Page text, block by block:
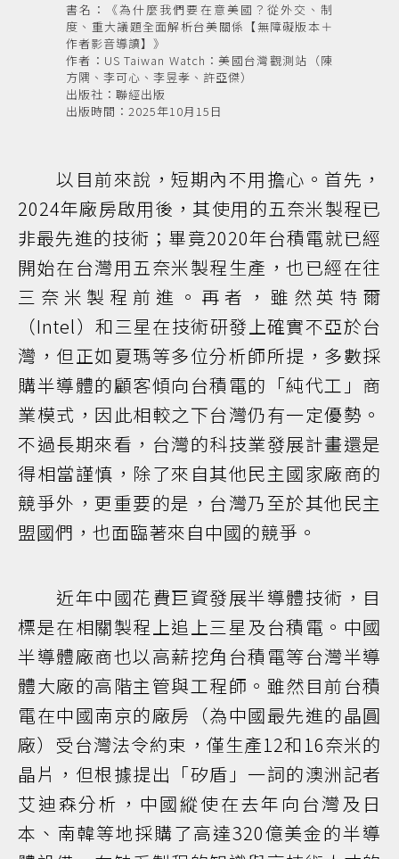
書名：《為什麼我們要在意美國？從外交、制
度、重大議題全面解析台美關係【無障礙版本＋
作者影音導讀】》
作者：US Taiwan Watch：美國台灣觀測站（陳
方隅、李可心、李昱孝、許亞傑）
出版社：聯經出版
出版時間：2025年10月15日
以目前來說，短期內不用擔心。首先，
2024年廠房啟用後，其使用的五奈米製程已
非最先進的技術；畢竟2020年台積電就已經
開始在台灣用五奈米製程生產，也已經在往
三奈米製程前進。再者，雖然英特爾
（Intel）和三星在技術研發上確實不亞於台
灣，但正如夏瑪等多位分析師所提，多數採
購半導體的顧客傾向台積電的「純代工」商
業模式，因此相較之下台灣仍有一定優勢。
不過長期來看，台灣的科技業發展計畫還是
得相當謹慎，除了來自其他民主國家廠商的
競爭外，更重要的是，台灣乃至於其他民主
盟國們，也面臨著來自中國的競爭。
近年中國花費巨資發展半導體技術，目
標是在相關製程上追上三星及台積電。中國
半導體廠商也以高薪挖角台積電等台灣半導
體大廠的高階主管與工程師。雖然目前台積
電在中國南京的廠房（為中國最先進的晶圓
廠）受台灣法令約束，僅生產12和16奈米的
晶片，但根據提出「矽盾」一詞的澳洲記者
艾迪森分析，中國縱使在去年向台灣及日
本、南韓等地採購了高達320億美金的半導